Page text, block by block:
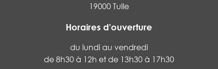
19000 Tulle
Horaires d'ouverture
du lundi au vendredi
de 8h30 à 12h et de 13h30 à 17h30